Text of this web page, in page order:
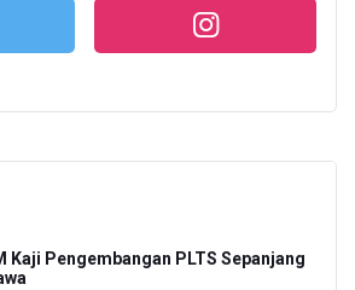
Kaji Pengembangan PLTS Sepanjang